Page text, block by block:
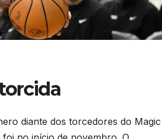
diante dos torcedores do Magic